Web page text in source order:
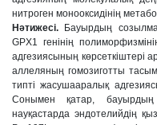
нитроген монооксидінің
Нəтижесі. Бауырдың
GPX1 генінің
адгезиясының көрсеткіштері
аллеляның гомозиготты
типті жасушааралық
Сонымен қатар,
науқастарда эндотелийдің